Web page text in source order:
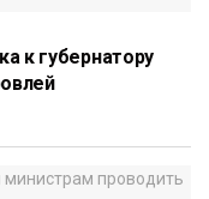
к губернатору